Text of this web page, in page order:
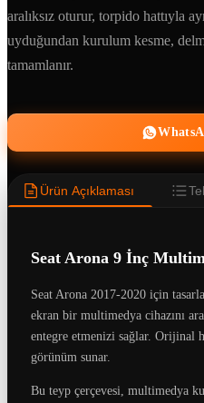
aralıksız oturur, torpido hattıyla
uyduğundan kurulum kesme,
tamamlanır.
Ürün Açıklaması
Seat Arona 9 İnç
Seat Arona 2017-2020 için
ekran bir multimedya cihazını
entegre etmenizi sağlar. Orijinal
görünüm sunar.
Bu teyp çerçevesi, multimedya